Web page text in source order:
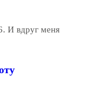
И вдруг меня